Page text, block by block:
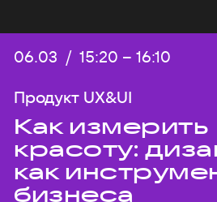
Дата:
06.03 / Начало:
15:20 – Конец:
16:10
Продукт UX&UI
Как измерить
красоту:
как
бизнеса